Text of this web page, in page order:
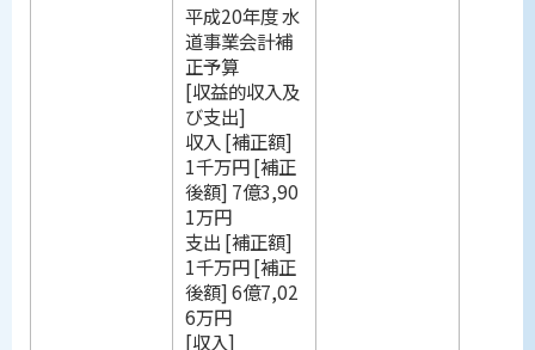
平成20年度 水
道事業会計補
正予算
[収益的収入及
び支出]
収入 [補正額]
1千万円 [補正
後額] 7億3,90
1万円
支出 [補正額]
1千万円 [補正
後額] 6億7,02
6万円
[収入]